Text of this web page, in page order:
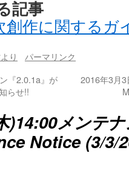
記事
創作に関するガ
り
パーマリンク
『2.0.1a』が
らせ!!
2016年3月
)14:00メンテ
Notice (3/3/